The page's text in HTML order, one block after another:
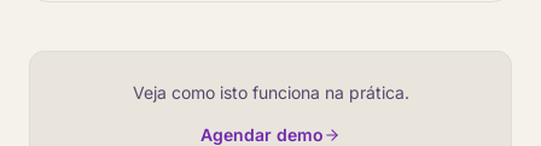
Veja como isto funciona na prática.
Agendar demo